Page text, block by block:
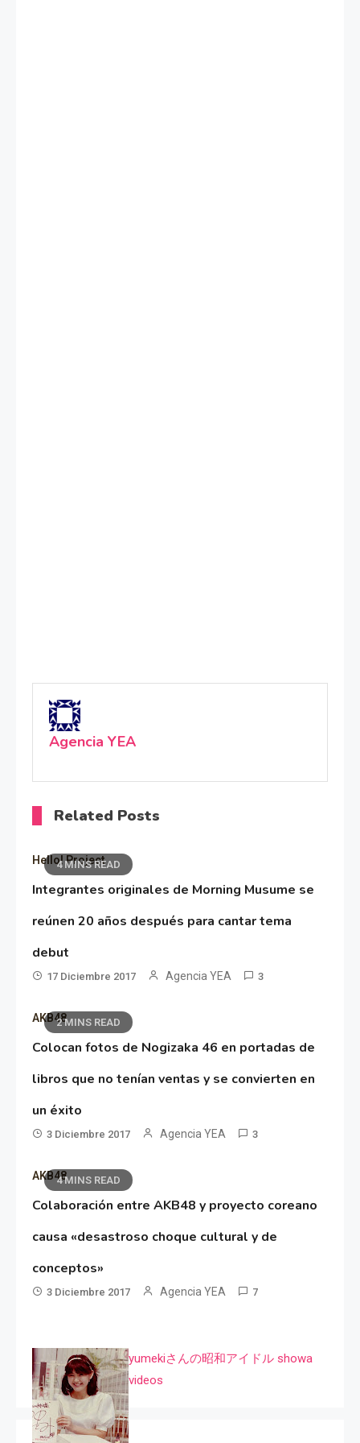
Agencia YEA
Related Posts
4 MINS READ
Hello! Project
Integrantes originales de Morning Musume se
reúnen 20 años después para cantar tema
debut
17 Diciembre 2017 Agencia YEA 3
2 MINS READ
AKB48
Colocan fotos de Nogizaka 46 en portadas de
libros que no tenían ventas y se convierten en
un éxito
3 Diciembre 2017 Agencia YEA 3
4 MINS READ
AKB48
Colaboración entre AKB48 y proyecto coreano
causa «desastroso choque cultural y de
conceptos»
3 Diciembre 2017 Agencia YEA 7
yumekiさんの昭和アイドル showa
videos